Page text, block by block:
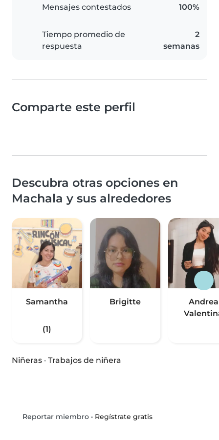
Mensajes contestados 100%
Tiempo promedio de
respuesta
2
semanas
Comparte este perfil
Descubra otras opciones en
Machala y sus alrededores
Samantha
(1)
Brigitte
Andrea
Niñeras · Trabajos de niñera
Reportar miembro• Regístrate gratis